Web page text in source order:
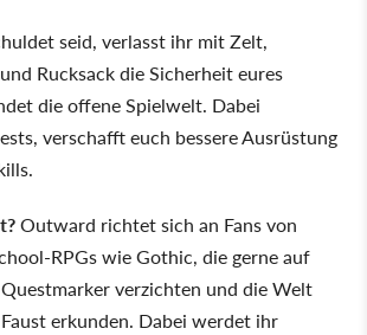
seid, verlasst ihr mit Zelt,
Rucksack die Sicherheit eures
die offene Spielwelt. Dabei
verschafft euch bessere Ausrüstung
Outward richtet sich an Fans von
RPGs wie Gothic, die gerne auf
verzichten und die Welt
erkunden. Dabei werdet ihr